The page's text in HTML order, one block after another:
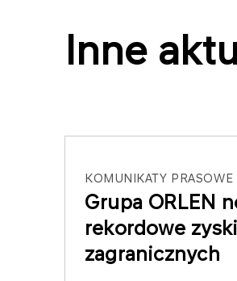
Inne
KOMUNIKATY PRASOWE
Grupa ORLEN
rekordowe
zagranicznych